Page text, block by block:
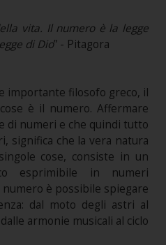
vita. Il numero è la legge
di Dio” - Pitagora
importante filosofo greco, il
è il numero. Affermare
di numeri e che quindi tutto
significa che la vera natura
cose, consiste in un
esprimibile in numeri
è possibile spiegare
dal moto degli astri al
armonie musicali al ciclo